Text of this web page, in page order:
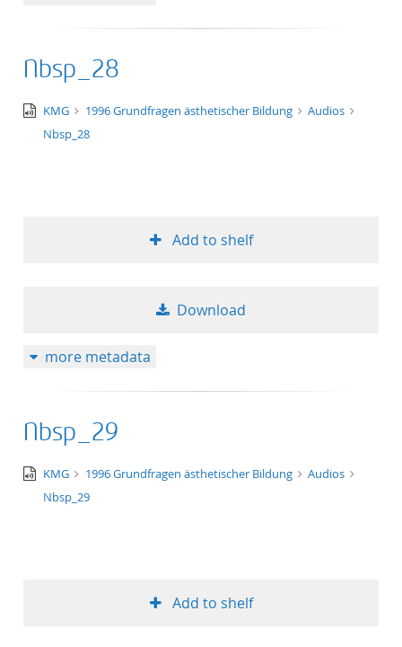
Nbsp_28
audio/x-
wav
KMG 1996 Grundfragen ästhetischer Bildung
Audios
Nbsp_28
Add to shelf
Download
more metadata
Nbsp_29
audio/x-
wav
KMG 1996 Grundfragen ästhetischer Bildung
Audios
Nbsp_29
Add to shelf